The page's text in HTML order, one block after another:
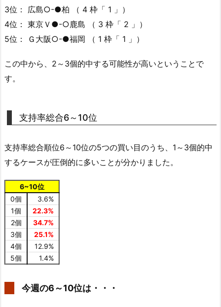
3位： 広島○-●柏 （ 4 枠「 1 」）
4位： 東京Ｖ●-○鹿島 （ 3 枠「 2 」）
5位： Ｇ大阪○-●福岡 （ 1 枠「 1 」）
この中から、2～3個的中する可能性が高いということで
す。
支持率総合6～10位
支持率総合順位6～10位の5つの買い目のうち、1～3個的中
するケースが圧倒的に多いことが分かりました。
6~10位
0個
3.6%
1個
22.3%
2個
34.7%
3個
25.1%
4個
12.9%
5個
1.4%
今週の6～10位は・・・